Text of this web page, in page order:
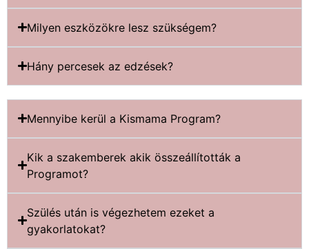
Milyen eszközökre lesz szükségem?
Hány percesek az edzések?
Mennyibe kerül a Kismama Program?
Kik a szakemberek akik összeállították a
Programot?
Szülés után is végezhetem ezeket a
gyakorlatokat?